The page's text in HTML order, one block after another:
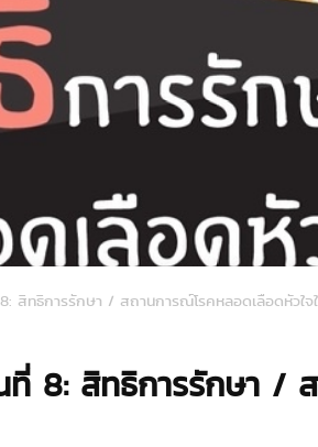
สิทธิการรักษา / สถานการณ์โรคหลอดเลือดหัวใจ
8: สิทธิการรักษา /